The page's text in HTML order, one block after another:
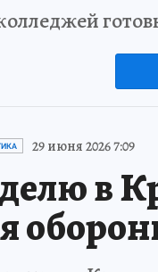
29 июня 2026 7:09
в